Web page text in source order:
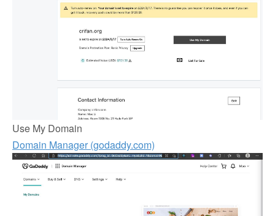
Use My Domain
Domain Manager (godaddy.com)